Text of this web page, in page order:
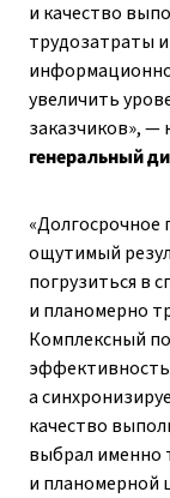
и качество
трудозатраты
увеличить
заказчиков», —
генеральный
«Долгосрочное
ощутимый
погрузиться в
и планомерно
Комплексный
эффективность
а
качество
выбрал именно
и планомерной